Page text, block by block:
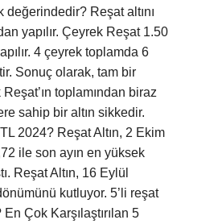
değerindedir? Reşat altını
yapılır. Çeyrek Reşat 1.50
4 çeyrek toplamda 6
Sonuç olarak, tam bir
toplamından biraz
sahip bir altın sikkedir.
2024? Reşat Altın, 2 Ekim
ile son ayın en yüksek
Reşat Altın, 16 Eylül
kutluyor. 5’li reşat
Çok Karşılaştırılan 5